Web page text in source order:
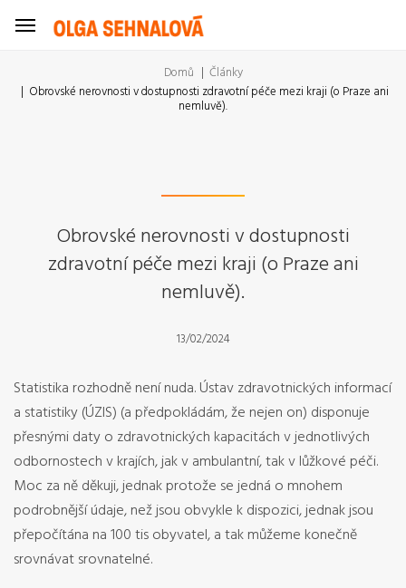
Domů
Články
Obrovské nerovnosti v dostupnosti zdravotní péče mezi kraji (o Praze ani
nemluvě).
Obrovské nerovnosti v dostupnosti
zdravotní péče mezi kraji (o Praze ani
nemluvě).
13/02/2024
Statistika rozhodně není nuda. Ústav zdravotnických informací
a statistiky (ÚZIS) (a předpokládám, že nejen on) disponuje
přesnými daty o zdravotnických kapacitách v jednotlivých
odbornostech v krajích, jak v ambulantní, tak v lůžkové péči.
Moc za ně děkuji, jednak protože se jedná o mnohem
podrobnější údaje, než jsou obvykle k dispozici, jednak jsou
přepočítána na 100 tis obyvatel, a takmůžeme konečně
srovnávat srovnatelné.